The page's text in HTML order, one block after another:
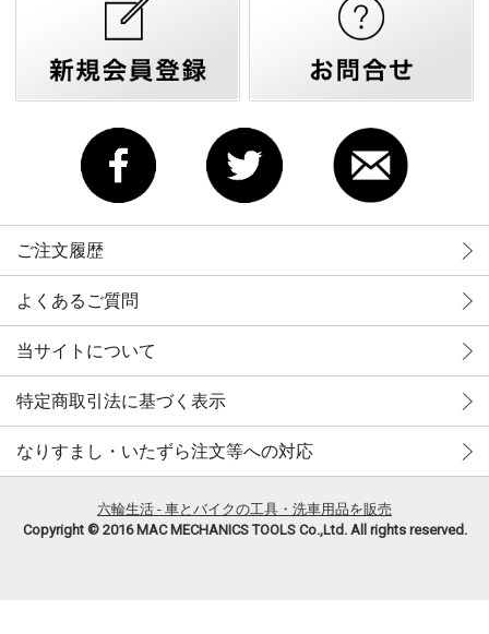
ご注文履歴
よくあるご質問
当サイトについて
特定商取引法に基づく表示
なりすまし・いたずら注文等への対応
六輪生活 - 車とバイクの工具・洗車用品を販売
Copyright © 2016 MAC MECHANICS TOOLS Co.,Ltd. All rights reserved.